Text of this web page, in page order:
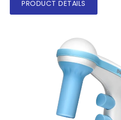
PRODUCT DETAILS